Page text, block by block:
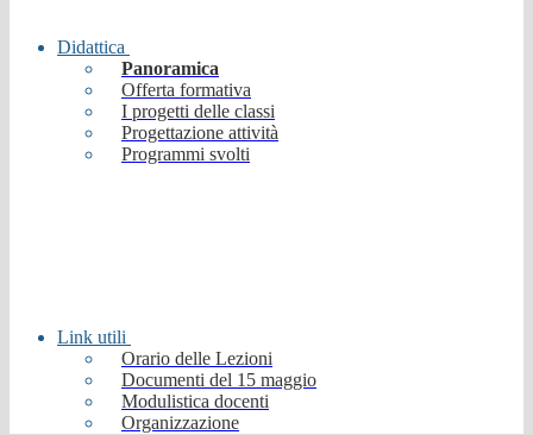
Didattica
Panoramica
Offerta formativa
I progetti delle classi
Progettazione attività
Programmi svolti
Link utili
Orario delle Lezioni
Documenti del 15 maggio
Modulistica docenti
Organizzazione